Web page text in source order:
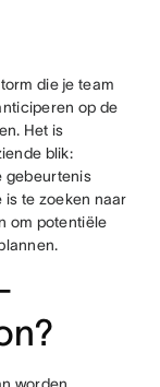
die je team
op de
Het is
blik:
gebeurtenis
is te zoeken naar
om potentiële